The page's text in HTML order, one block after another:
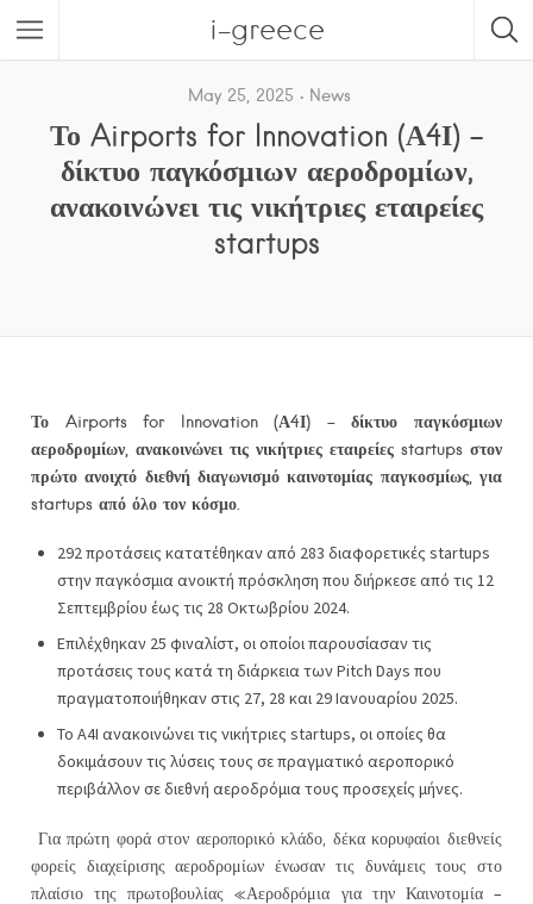
i-greece
May 25, 2025 News
Το Airports for Innovation (Α4Ι) –
δίκτυο παγκόσμιων αεροδρομίων,
ανακοινώνει τις νικήτριες εταιρείες
startups
Το Airports for Innovation (Α4Ι) – δίκτυο παγκόσμιων
αεροδρομίων, ανακοινώνει τις νικήτριες εταιρείες startups στον
πρώτο ανοιχτό διεθνή διαγωνισμό καινοτομίας παγκοσμίως, για
startups από όλο τον κόσμο.
292 προτάσεις κατατέθηκαν από 283 διαφορετικές startups
στην παγκόσμια ανοικτή πρόσκληση που διήρκεσε από τις 12
Σεπτεμβρίου έως τις 28 Οκτωβρίου 2024.
Επιλέχθηκαν 25 φιναλίστ, οι οποίοι παρουσίασαν τις
προτάσεις τους κατά τη διάρκεια των Pitch Days που
πραγματοποιήθηκαν στις 27, 28 και 29 Ιανουαρίου 2025.
Το A4I ανακοινώνει τις νικήτριες startups, οι οποίες θα
δοκιμάσουν τις λύσεις τους σε πραγματικό αεροπορικό
περιβάλλον σε διεθνή αεροδρόμια τους προσεχείς μήνες.
Για πρώτη φορά στον αεροπορικό κλάδο, δέκα κορυφαίοι διεθνείς
φορείς διαχείρισης αεροδρομίων ένωσαν τις δυνάμεις τους στο
πλαίσιο της πρωτοβουλίας «Αεροδρόμια για την Καινοτομία –